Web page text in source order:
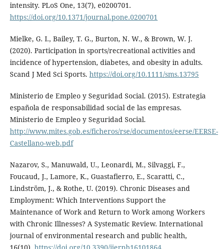
intensity. PLoS One, 13(7), e0200701.
https://doi.org/10.1371/journal.pone.0200701
Mielke, G. I., Bailey, T. G., Burton, N. W., & Brown, W. J.
(2020). Participation in sports/recreational activities and
incidence of hypertension, diabetes, and obesity in adults.
Scand J Med Sci Sports. https://doi.org/10.1111/sms.13795
Ministerio de Empleo y Seguridad Social. (2015). Estrategia
española de responsabilidad social de las empresas.
Ministerio de Empleo y Seguridad Social.
http://www.mites.gob.es/ficheros/rse/documentos/eerse/EERSE-
Castellano-web.pdf
Nazarov, S., Manuwald, U., Leonardi, M., Silvaggi, F.,
Foucaud, J., Lamore, K., Guastafierro, E., Scaratti, C.,
Lindström, J., & Rothe, U. (2019). Chronic Diseases and
Employment: Which Interventions Support the
Maintenance of Work and Return to Work among Workers
with Chronic Illnesses? A Systematic Review. International
journal of environmental research and public health,
16(10). https://doi.org/10.3390/ijerph16101864